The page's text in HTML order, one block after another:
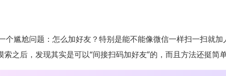
个尴尬问题：怎么加好友？特别是能不能像微信一样扫一扫就
之后，发现其实是可以“间接扫码加好友”的，而且方法还挺简单